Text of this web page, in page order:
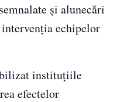
și alunecări
intervenția echipelor
instituțiile
efectelor